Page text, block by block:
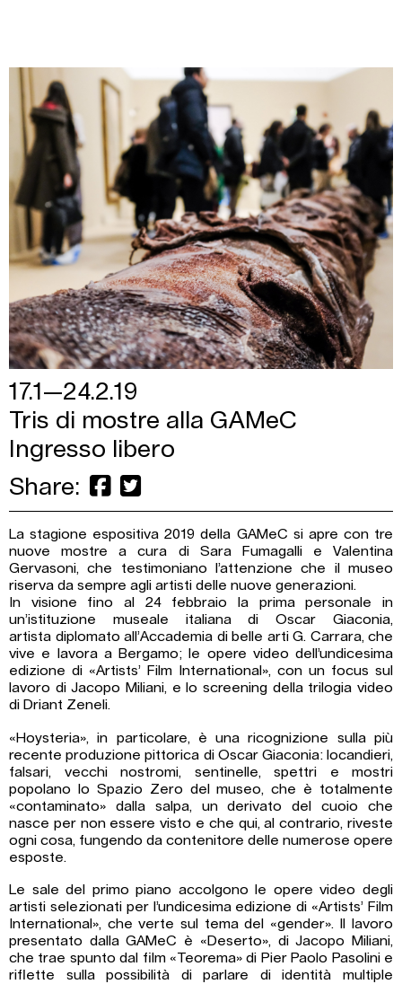
17.1—24.2.19
Tris di mostre alla GAMeC
Ingresso libero
Share:
La stagione espositiva 2019 della GAMeC si apre con tre
nuove mostre a cura di Sara Fumagalli e Valentina
Gervasoni, che testimoniano l’attenzione che il museo
riserva da sempre agli artisti delle nuove generazioni.
In visione fino al 24 febbraio la prima personale in
un’istituzione museale italiana di Oscar Giaconia,
artista diplomato all’Accademia di belle arti G. Carrara, che
vive e lavora a Bergamo; le opere video dell’undicesima
edizione di «Artists’ Film International», con un focus sul
lavoro di Jacopo Miliani, e lo screening della trilogia video
di Driant Zeneli.
«Hoysteria», in particolare, è una ricognizione sulla più
recente produzione pittorica di Oscar Giaconia: locandieri,
falsari, vecchi nostromi, sentinelle, spettri e mostri
popolano lo Spazio Zero del museo, che è totalmente
«contaminato» dalla salpa, un derivato del cuoio che
nasce per non essere visto e che qui, al contrario, riveste
ogni cosa, fungendo da contenitore delle numerose opere
esposte.
Le sale del primo piano accolgono le opere video degli
artisti selezionati per l’undicesima edizione di «Artists’ Film
International», che verte sul tema del «gender». Il lavoro
presentato dalla GAMeC è «Deserto», di Jacopo Miliani,
che trae spunto dal film «Teorema» di Pier Paolo Pasolini e
riflette sulla possibilità di parlare di identità multiple